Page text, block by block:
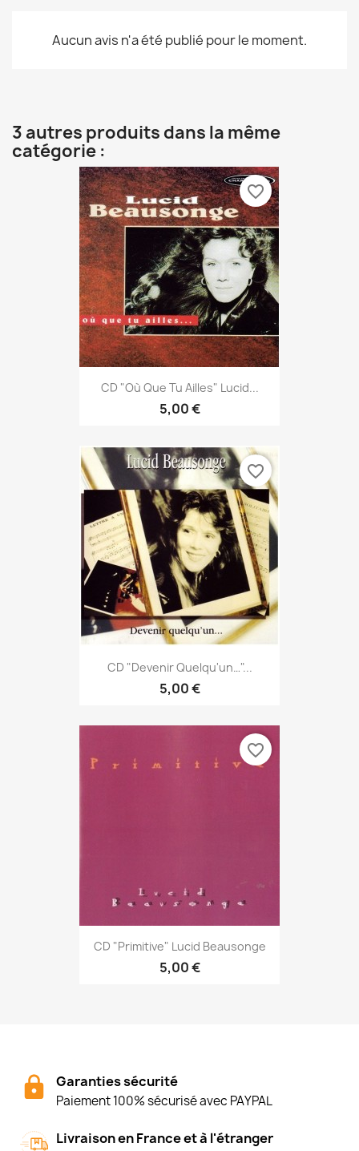
Aucun avis n'a été publié pour le moment.
3 autres produits dans la même
catégorie :
CD "Où Que Tu Ailles" Lucid...
5,00 €
favorite_border
CD "Devenir Quelqu'un…"...
5,00 €
favorite_border
CD "Primitive" Lucid Beausonge
5,00 €
favorite_border
Garanties sécurité
Paiement 100% sécurisé avec PAYPAL
Livraison en France et à l'étranger